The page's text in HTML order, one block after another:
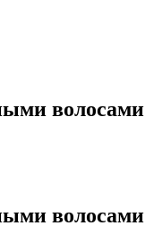
волосами
волосами